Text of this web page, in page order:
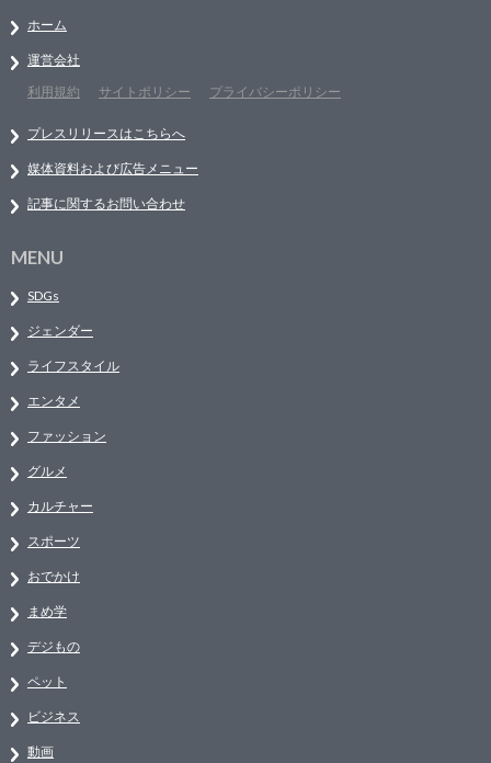
ホーム
運営会社
利用規約
サイトポリシー プライバシーポリシー
プレスリリースはこちらへ
媒体資料および広告メニュー
記事に関するお問い合わせ
MENU
SDGs
ジェンダー
ライフスタイル
エンタメ
ファッション
グルメ
カルチャー
スポーツ
おでかけ
まめ学
デジもの
ペット
ビジネス
動画